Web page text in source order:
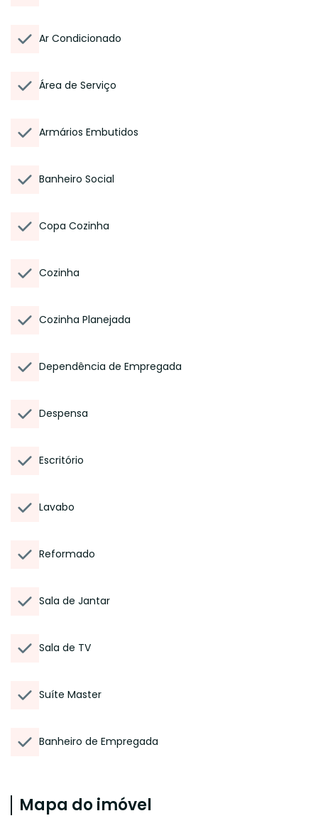
Ar Condicionado
Área de Serviço
Armários Embutidos
Banheiro Social
Copa Cozinha
Cozinha
Cozinha Planejada
Dependência de Empregada
Despensa
Escritório
Lavabo
Reformado
Sala de Jantar
Sala de TV
Suíte Master
Banheiro de Empregada
Mapa do imóvel